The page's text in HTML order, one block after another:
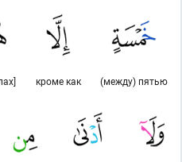
(между) пятью
кроме как